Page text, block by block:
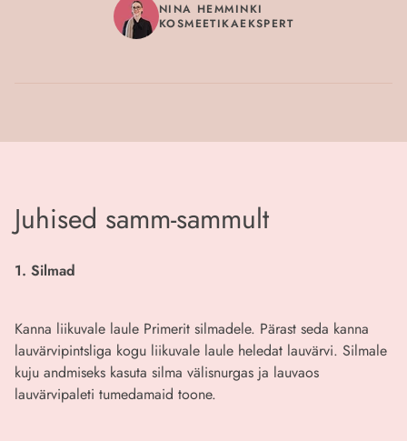
NINA HEMMINKI
KOSMEETIKAEKSPERT
Juhised samm-sammult
1. Silmad
Kanna liikuvale laule Primerit silmadele. Pärast seda kanna
lauvärvipintsliga kogu liikuvale laule heledat lauvärvi. Silmale
kuju andmiseks kasuta silma välisnurgas ja lauvaos
lauvärvipaleti tumedamaid toone.